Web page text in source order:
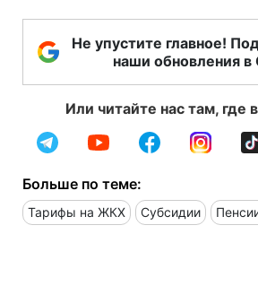
Не упустите главное!
наши обновления в
Или читайте нас там, где
Больше по теме:
Тарифы на ЖКХ Субсидии